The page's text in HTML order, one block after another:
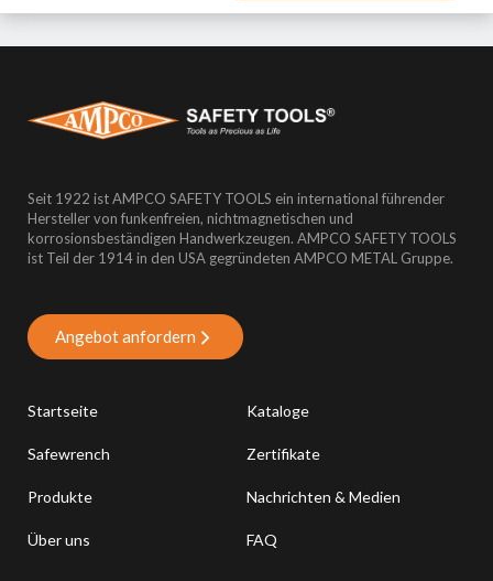
Seit 1922 ist AMPCO SAFETY TOOLS ein international führender
Hersteller von funkenfreien, nichtmagnetischen und
korrosionsbeständigen Handwerkzeugen. AMPCO SAFETY TOOLS
ist Teil der 1914 in den USA gegründeten AMPCO METAL Gruppe.
Angebot anfordern
Startseite
Safewrench
Produkte
Über uns
Kataloge
Zertifikate
Nachrichten & Medien
FAQ